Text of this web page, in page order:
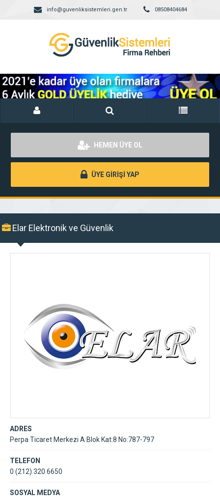
info@guvenliksistemleri.gen.tr 08508404684
HEMEN ÜYE OL
ÜYE GİRİŞİ YAP
Elar Elektronik ve Güvenlik
ADRES
Perpa Ticaret Merkezi A Blok Kat:8 No:787-797
TELEFON
0 (212) 320 6650
SOSYAL MEDYA